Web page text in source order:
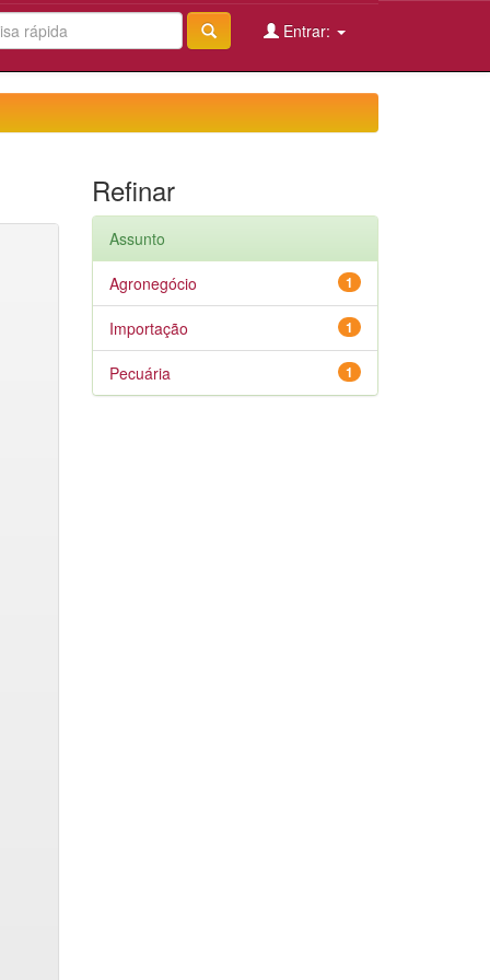
Entrar:
Refinar
Assunto
1
Agronegócio
1
Importação
1
Pecuária